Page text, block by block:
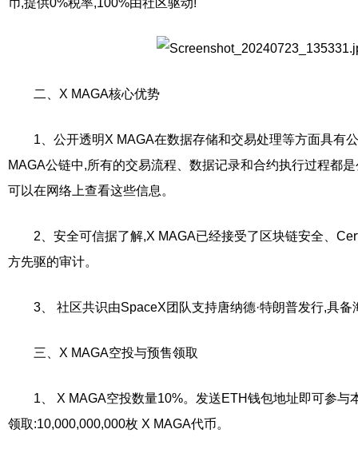
币,提供0%税率,100%由社区驱动!
二、X MAGA核心优势
1、公开透明X MAGA在数据存储和交易处理等方面具有
MAGA公链中,所有的交易流程、数据记录和合约执行过程都
可以在网络上查看这些信息。
2、安全可信据了解,X MAGA已经接受了区块链安全、
方先驱的审计。
3、 社区共识由SpaceX团队支持唐纳德·特朗普发行,具备
三、X MAGA空投与预售领取
1、 X MAGA空投数量10%。发送ETH钱包地址即可参与
领取:10,000,000,000枚 X MAGA代币。